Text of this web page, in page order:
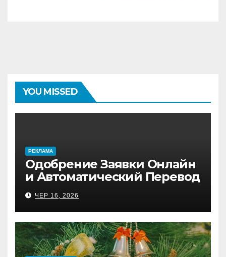
YOU MISSED
PЕКЛАМА
Одобрение Заявки Онлайн
и Автоматический Перевод
на Банковский Счёт.
Проверь
ЧЕР 16, 2026